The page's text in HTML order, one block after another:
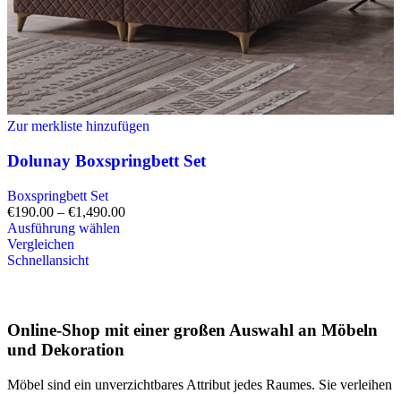
Zur merkliste hinzufügen
Dolunay Boxspringbett Set
Boxspringbett Set
€190.00 – €1,490.00
Ausführung wählen
Vergleichen
Schnellansicht
Online-Shop mit einer großen Auswahl an Möbeln
und Dekoration
Möbel sind ein unverzichtbares Attribut jedes Raumes. Sie verleihen